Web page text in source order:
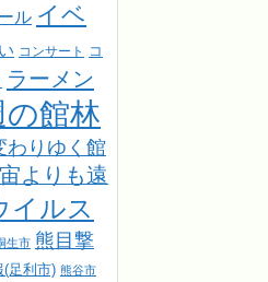
ル イベ
コンサート
コ
ラーメン
の館林
わりゆく館
よりも遠
イルス
生市 熊目撃
(足利市) 熊谷市